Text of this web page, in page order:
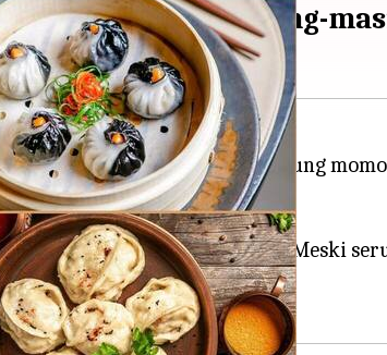
membuat masing-
pernah memperhatikan warung
Asia.
berbeda?
berbagai bentuk dan ukuran. Meski